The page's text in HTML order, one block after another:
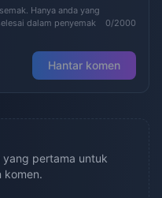
Hanya anda yang
dalam penyemak
0/2000
Hantar komen
yang pertama untuk
komen.